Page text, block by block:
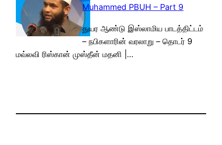
Muhammed PBUH – Part 9
துயர ஆண்டு இஸ்லாமிய பாடத்திட்டம்
– நபிகளாரின் வரலாறு – தொடர் 9
மவ்லவி ரிஸ்கான் முஸ்தீன் மதனி |…